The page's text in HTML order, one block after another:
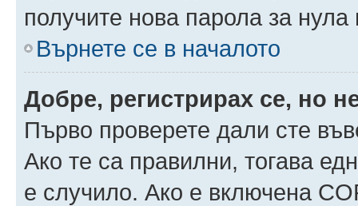
получите нова парола за
Върнете се в началото
Добре, регистрирах се, но
Първо проверете дали сте
Ако те са правилни, тогава
е случило. Ако е включена